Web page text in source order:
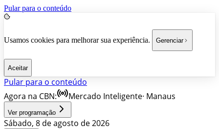
Pular para o conteúdo
Usamos cookies para melhorar sua experiência. Gerenciar
Aceitar
Pular para o conteúdo
Agora na CBN:
Mercado Inteligente· Manaus
Ver programação
Sábado, 8 de agosto de 2026